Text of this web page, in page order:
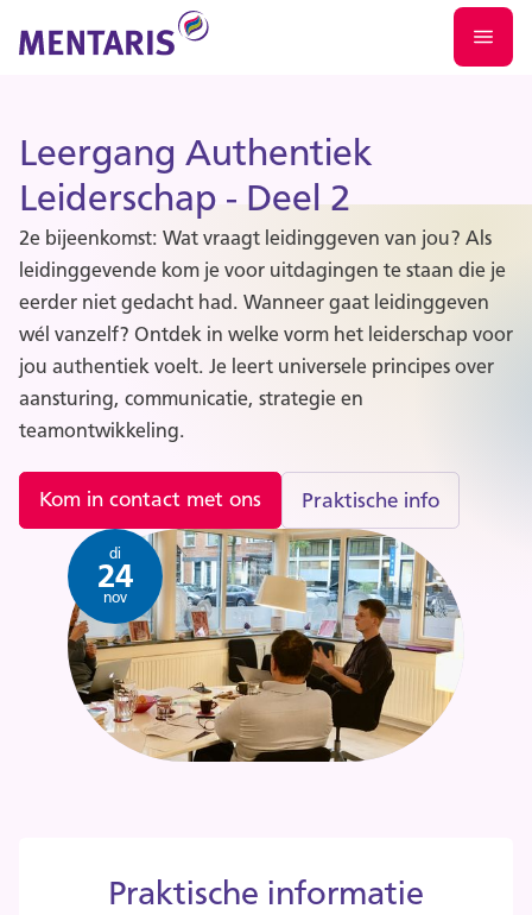
Leergang Authentiek
Leiderschap - Deel 2
2e bijeenkomst: Wat vraagt leidinggeven van jou? Als
leidinggevende kom je voor uitdagingen te staan die je
eerder niet gedacht had. Wanneer gaat leidinggeven
wél vanzelf? Ontdek in welke vorm het leiderschap voor
jou authentiek voelt. Je leert universele principes over
aansturing, communicatie, strategie en
teamontwikkeling.
Kom in contact met ons Praktische info
di
24
nov
Praktische informatie